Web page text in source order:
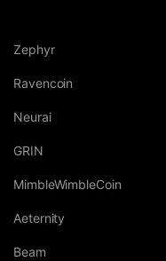
Zephyr
Ravencoin
Neurai
GRIN
MimbleWimbleCoin
Aeternity
Beam